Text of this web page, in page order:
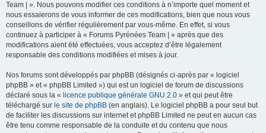
Team | ». Nous pouvons modifier ces conditions à n’importe quel moment et
nous essaierons de vous informer de ces modifications, bien que nous vous
conseillons de vérifier régulièrement par vous-même. En effet, si vous
continuez à participer à « Forums Pyrénées Team | » après que des
modifications aient été effectuées, vous acceptez d’être légalement
responsable des conditions modifiées et mises à jour.
Nos forums sont développés par phpBB (désignés ci-après par « logiciel
phpBB » et « phpBB Limited ») qui est un logiciel de forum de discussions
déclaré sous la « licence publique générale GNU 2.0 » et qui peut être
téléchargé sur le site de phpBB (en anglais). Le logiciel phpBB a pour seul but
de faciliter les discussions sur internet et phpBB Limited ne peut en aucun cas
être tenu comme responsable de la conduite et du contenu que nous